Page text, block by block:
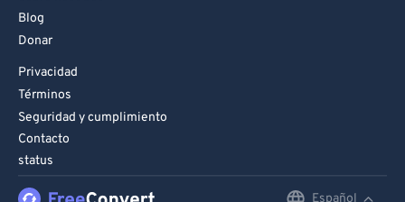
Blog
Donar
Privacidad
Términos
Seguridad y cumplimiento
Contacto
status
Español